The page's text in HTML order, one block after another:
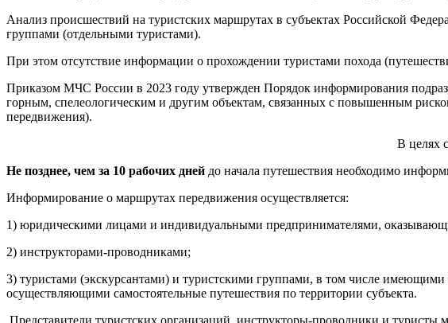
Анализ происшествий на туристских маршрутах в субъектах Российской
группами (отдельными туристами).
При этом отсутствие информации о прохождении туристами похода
Приказом МЧС России в 2023 году утвержден Порядок информирования
горным, спелеологическим и другим объектам, связанных с повышенным
передвижения).
В целях
Не позднее, чем за 10 рабочих дней до начала путешествия необходимо
Информирование о маршрутах передвижения осуществляется:
1) юридическими лицами и индивидуальными предпринимателями,
2) инструкторами-проводниками;
3) туристами (экскурсантами) и туристскими группами, в том числе
осуществляющими самостоятельные путешествия по территории субъекта.
Представители туристских организаций, инструкторы-проводники и